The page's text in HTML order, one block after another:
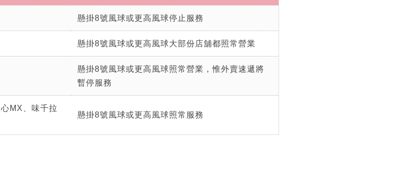
懸掛8號風球或更高風球停止服務
懸掛8號風球或更高風球大部份店舖都照常營業
懸掛8號風球或更高風球照常營業，惟外賣速遞將
暫停服務
MX、味千拉
懸掛8號風球或更高風球照常服務